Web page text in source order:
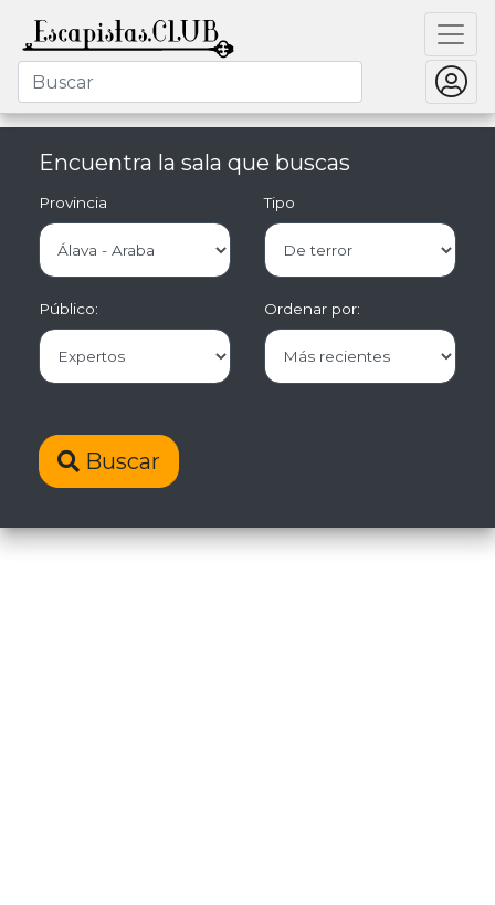
Encuentra la sala que buscas
Provincia Tipo
Público: Ordenar por:
Buscar